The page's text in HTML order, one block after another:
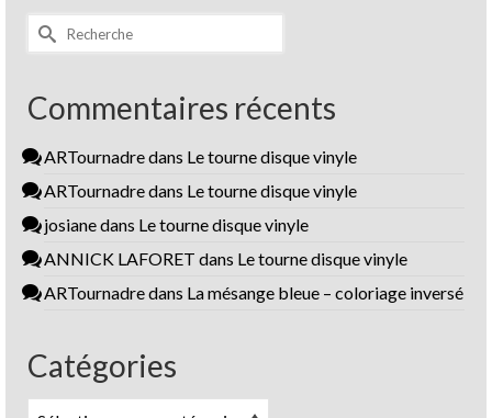
Rechercher :
Commentaires récents
ARTournadredans Le tourne disque vinyle
ARTournadredans Le tourne disque vinyle
josianedans Le tourne disque vinyle
ANNICK LAFORET dans Le tourne disque vinyle
ARTournadredans La mésange bleue – coloriage inversé
Catégories
Catégories